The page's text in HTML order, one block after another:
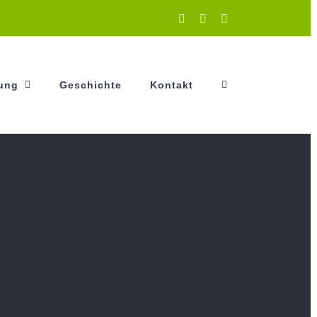
InstagramFacebook
Geschichte Kontakt